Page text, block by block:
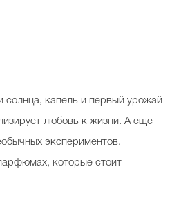
солнца, капель и первый урожай
любовь к жизни. А еще
экспериментов.
которые стоит